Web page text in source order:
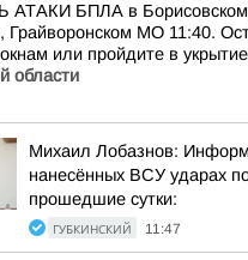
БПЛА в Борисовском,
Грайворонском МО 11:40.
или пройдите в
области
Михаил Лобазнов:
нанесённых ВСУ ударах
прошедшие сутки:
ГУБКИНСКИЙ 11:47